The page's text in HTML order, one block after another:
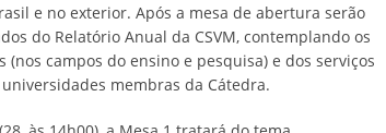
e no exterior. Após a mesa de abertura serão
do Relatório Anual da CSVM, contemplando os
(nos campos do ensino e pesquisa) e dos serviços
membras da Cátedra.